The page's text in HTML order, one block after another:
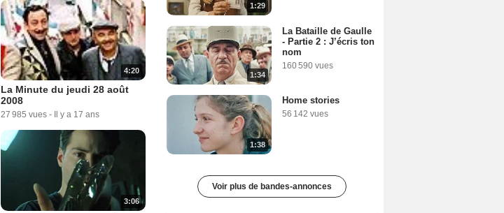
4:20
La Minute du jeudi 28 août
2008
27 985 vues - Il y a 17 ans
3:06
1:29
1:34
La Bataille de Gaulle
- Partie 2 : J’écris ton
nom
160 590 vues
1:38
Home stories
56 142 vues
Voir plus de bandes-annonces